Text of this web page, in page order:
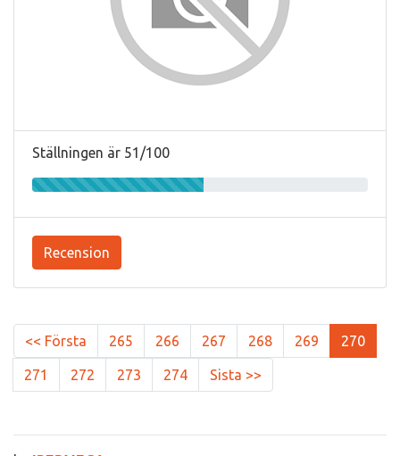
Ställningen är 51/100
Recension
<< Första 265 266 267 268 269 270
271 272 273 274 Sista >>